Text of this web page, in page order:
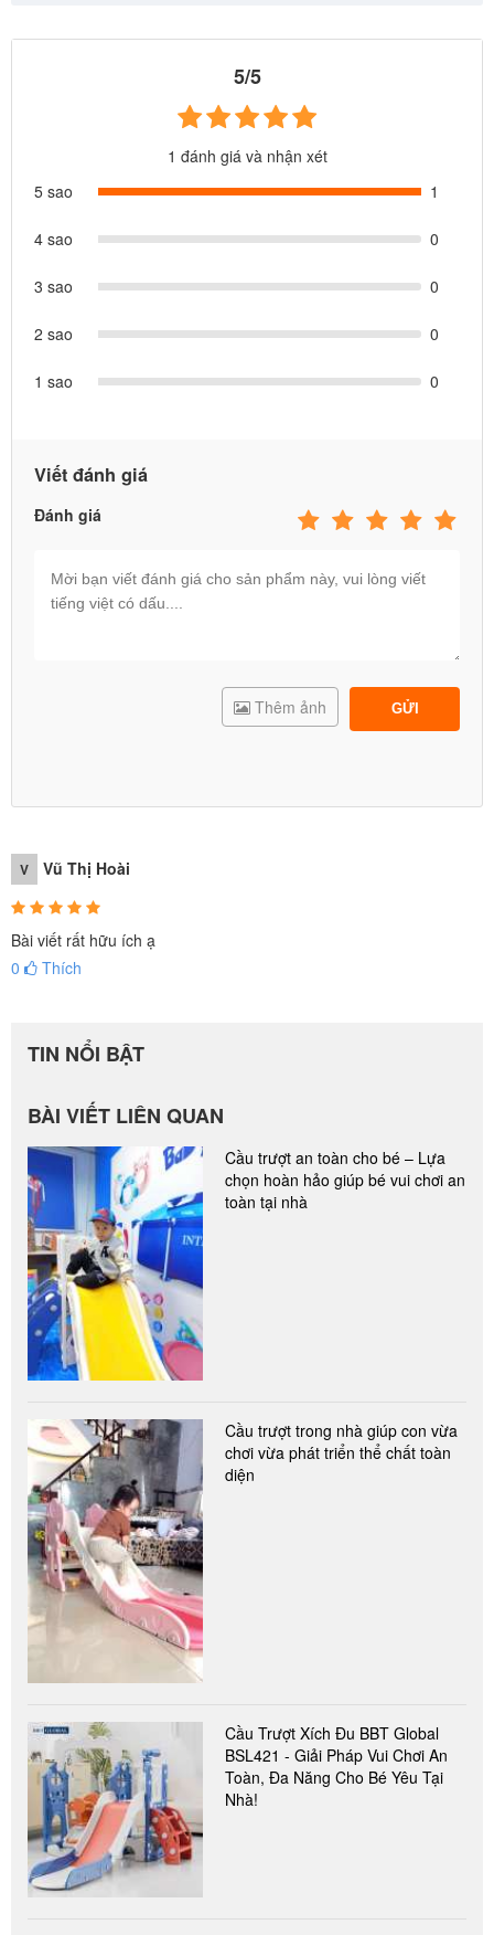
5/5
1 đánh giá và nhận xét
5 sao
1
4 sao 0
3 sao 0
2 sao 0
1 sao 0
Viết đánh giá
Đánh giá
GỬI
Thêm ảnh
V Vũ Thị Hoài
Bài viết rất hữu ích ạ
0
Thích
TIN NỔI BẬT
BÀI VIẾT LIÊN QUAN
Cầu trượt an toàn cho bé – Lựa
chọn hoàn hảo giúp bé vui chơi an
toàn tại nhà
Cầu trượt trong nhà giúp con vừa
chơi vừa phát triển thể chất toàn
diện
Cầu Trượt Xích Đu BBT Global
BSL421 - Giải Pháp Vui Chơi An
Toàn, Đa Năng Cho Bé Yêu Tại
Nhà!